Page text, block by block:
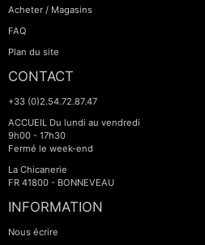
Acheter / Magasins
FAQ
Plan du site
CONTACT
+33 (0)2.54.72.87.47
ACCUEIL Du lundi au vendredi
9h00 - 17h30
Fermé le week-end
La Chicanerie
FR 41800 - BONNEVEAU
INFORMATION
Nous écrire